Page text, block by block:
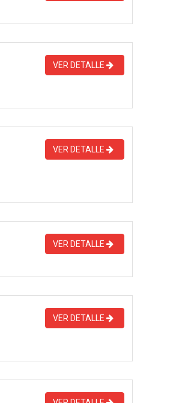
VER DETALLE
VER DETALLE
VER DETALLE
VER DETALLE